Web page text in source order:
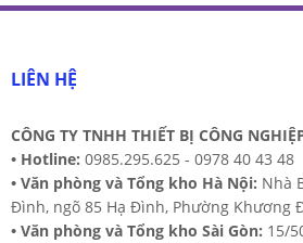
LIÊN HỆ
CÔNG TY TNHH THIẾT BỊ CÔNG
• Hotline: 0985.295.625 - 0978 40 43 48
• Văn phòng và Tổng kho Hà Nội: Nhà
Đình, ngõ 85 Hạ Đình, Phường Khương
• Văn phòng và Tổng kho Sài Gòn: 15/